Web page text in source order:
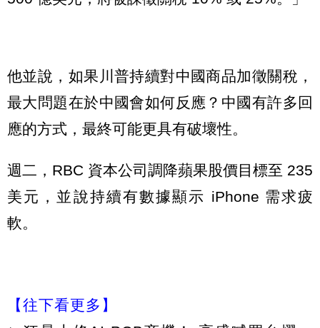
他並說，如果川普持續對中國商品加徵關稅，
最大問題在於中國會如何反應？中國有許多回
應的方式，最終可能更具有破壞性。
週二，RBC 資本公司調降蘋果股價目標至 235
美元，並說持續有數據顯示 iPhone 需求疲
軟。
【往下看更多】